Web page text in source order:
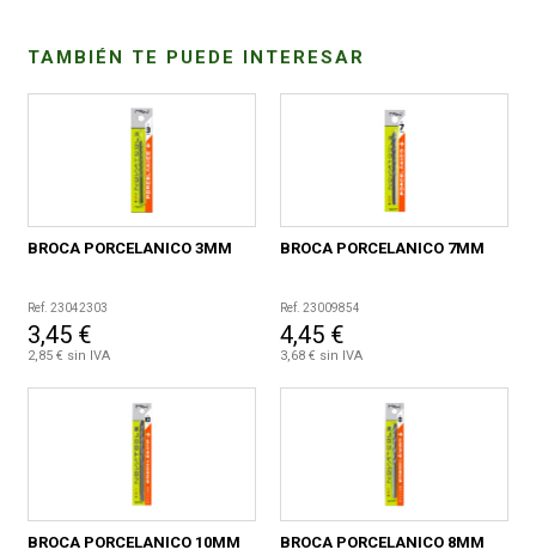
TAMBIÉN TE PUEDE INTERESAR
BROCA PORCELANICO 3MM
Ref. 23042303
3,45 €
2,85 € sin IVA
BROCA PORCELANICO 7MM
Ref. 23009854
4,45 €
3,68 € sin IVA
BROCA PORCELANICO 10MM BROCA PORCELANICO 8MM